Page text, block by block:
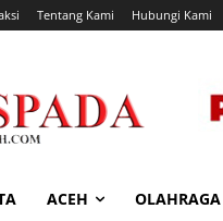
Tentang Kami Hubungi Kami
ACEH OLAHRAGA